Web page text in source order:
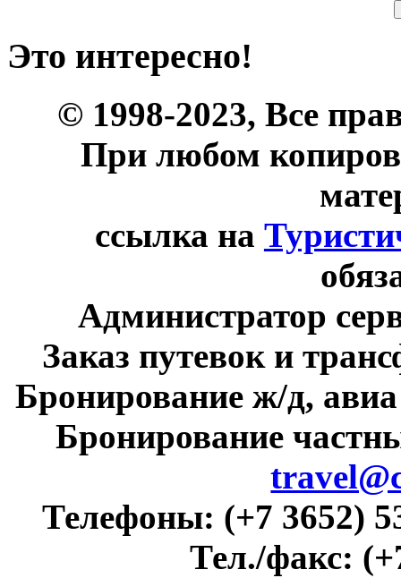
Это интересно!
© 1998-2023, Все
При любом
ссылка на
Администратор
Заказ путевок и
Бронирование ж/д,
Бронирование
Телефоны: (+7 3652)
Тел./факс: